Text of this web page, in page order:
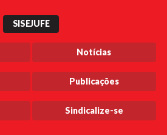
SISEJUFE
Notícias
Publicações
Sindicalize-se